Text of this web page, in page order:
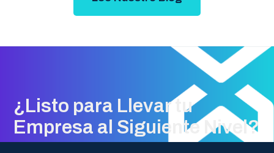
¿Listo para Llevar tu
Empresa al Siguiente Nivel?